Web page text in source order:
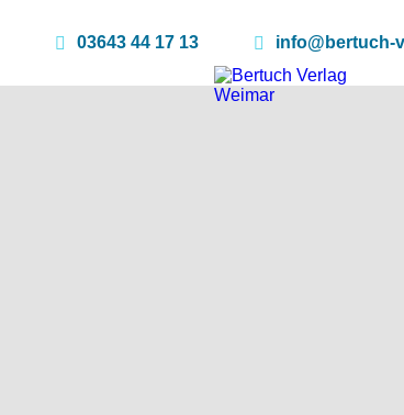
03643 44 17 13 info@bertuch-